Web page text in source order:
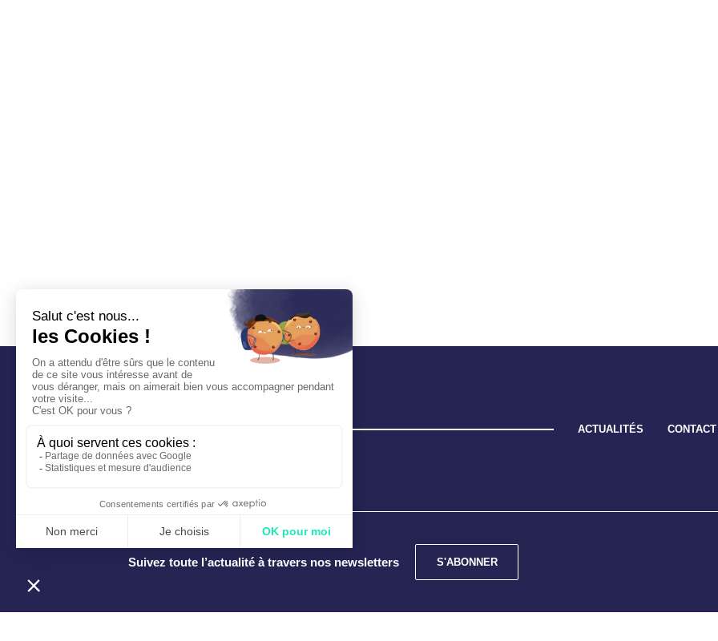
ACTUALITÉS CONTACT
Suivez toute l’actualité à travers nos newsletters S'ABONNER